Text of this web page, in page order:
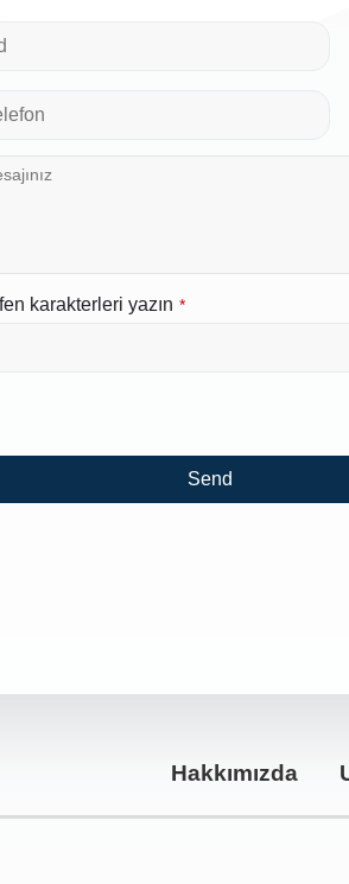
karakterleri yazın *
Send
Hakkımızda